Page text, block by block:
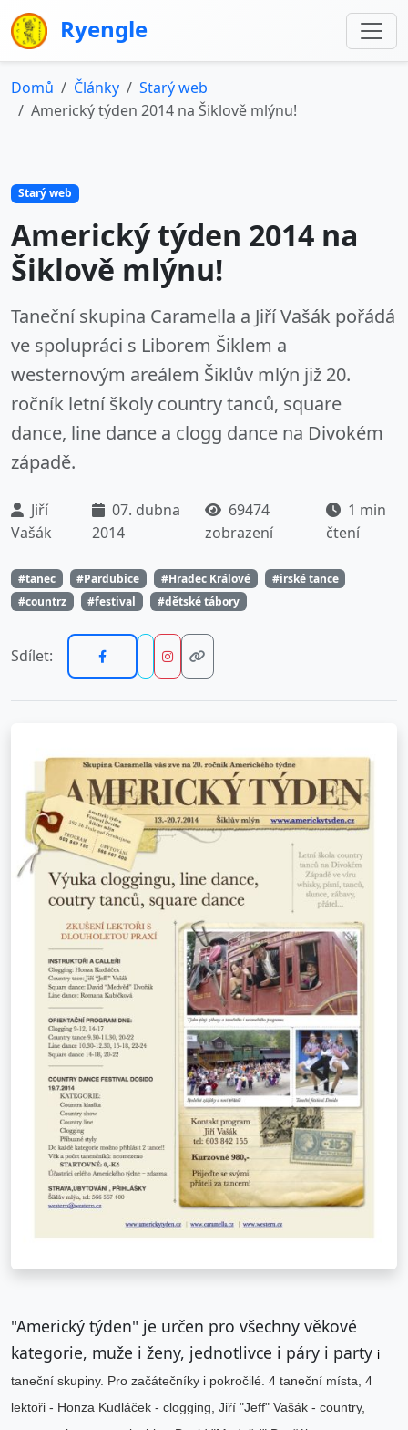
Ryengle
Domů Články
Starý web
Americký týden 2014 na Šiklově mlýnu!
Starý web
Americký týden 2014 na
Šiklově mlýnu!
Taneční skupina Caramella a Jiří Vašák pořádá
ve spolupráci s Liborem Šiklem a
westernovým areálem Šiklův mlýn již 20.
ročník letní školy country tanců, square
dance, line dance a clogg dance na Divokém
západě.
Jiří
Vašák
07. dubna
2014
69474
zobrazení
1 min
čtení
#tanec #Pardubice #Hradec Králové
#irské tance
#countrz
#festival #dětské tábory
Sdílet:
"Americký týden" je určen pro všechny věkové
kategorie, muže i ženy, jednotlivce i páry i party i
taneční skupiny. Pro začátečníky i pokročilé. 4 taneční místa, 4
lektoři - Honza Kudláček - clogging, Jiří "Jeff" Vašák - country,